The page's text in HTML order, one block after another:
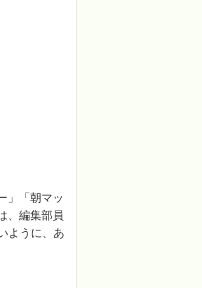
」「朝マッ
、編集部員
ように、あ